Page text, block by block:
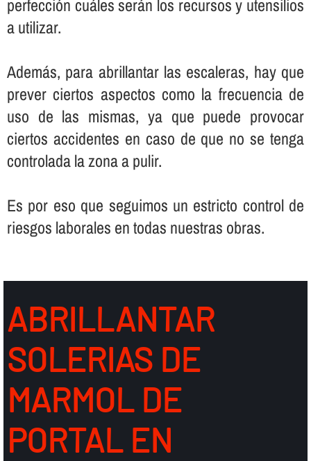
perfección cuáles serán los recursos y utensilios
a utilizar.
Además, para abrillantar las escaleras, hay que
prever ciertos aspectos como la frecuencia de
uso de las mismas, ya que puede provocar
ciertos accidentes en caso de que no se tenga
controlada la zona a pulir.
Es por eso que seguimos un estricto control de
riesgos laborales en todas nuestras obras.
ABRILLANTAR
SOLERIAS DE
MARMOL DE
PORTAL EN